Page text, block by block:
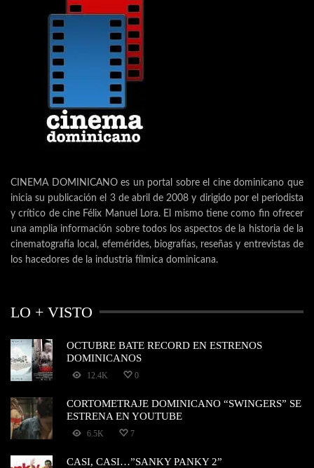
CINEMA DOMINICANO es un portal sobre el cine dominicano que
inicia su publicación el 3 de abril de 2008 y dirigido por el periodista
y crítico de cine Félix Manuel Lora. El mismo tiene como fin ofrecer
una amplia información sobre todos los aspectos de la historia de la
cinematografía local, efemérides, biografías, reseñas y entrevistas de
los hacedores de la industria fílmica dominicana.
LO + VISTO
OCTUBRE BATE RECORD EN ESTRENOS
DOMINICANOS
12.4K 0
CORTOMETRAJE DOMINICANO “SWINGERS” SE
ESTRENA EN YOUTUBE
6.5K 7
CASI, CASI…”SANKY PANKY 2”